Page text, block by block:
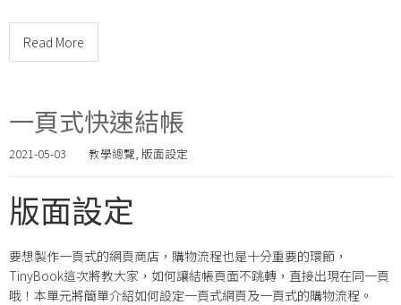
Read More
一頁式快速結帳
2021-05-03 教學總覽, 版面設定
版面設定
要想製作一頁式的網頁商店，購物流程也是十分重要的環節，
TinyBook這次將教大家，如何讓結帳頁面不跳轉，直接出現在同一頁
哦！本單元將簡單介紹如何設定一頁式網頁及一頁式的購物流程。